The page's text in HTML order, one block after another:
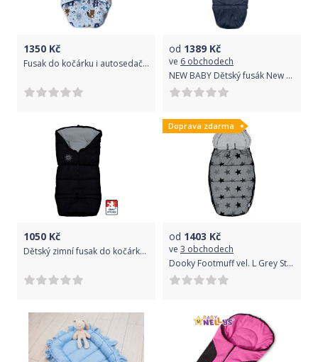
1350 Kč
Fusak do kočárku i autosedačky zavinovací - SKŘÍTEK lesní zvířátka s granátovou - BabyNellys
od 1389 Kč
ve 6 obchodech
NEW BABY Dětský fusák New Baby 3v1 s kožíškem tmavě modrý
1050 Kč
Dětský zimní fusak do kočárku Dětský svět combi 3v1 světle šedý
Doprava zdarma
od 1403 Kč
ve 3 obchodech
Dooky Footmuff vel. L Grey Stars DeLuxe